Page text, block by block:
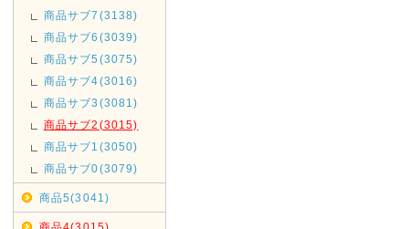
商品サブ7(3138)
商品サブ6(3039)
商品サブ5(3075)
商品サブ4(3016)
商品サブ3(3081)
商品サブ2(3015)
商品サブ1(3050)
商品サブ0(3079)
商品5(3041)